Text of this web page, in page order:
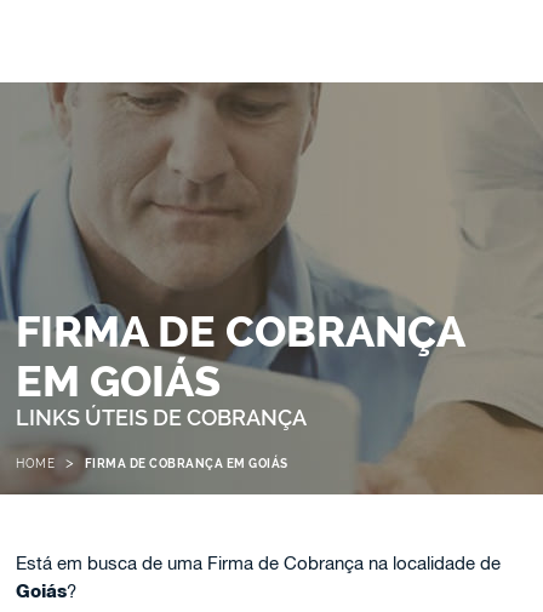
FIRMA DE COBRANÇA
EM GOIÁS
LINKS ÚTEIS DE COBRANÇA
HOME > FIRMA DE COBRANÇA EM GOIÁS
Está em busca de uma Firma de Cobrança na localidade de
Goiás?